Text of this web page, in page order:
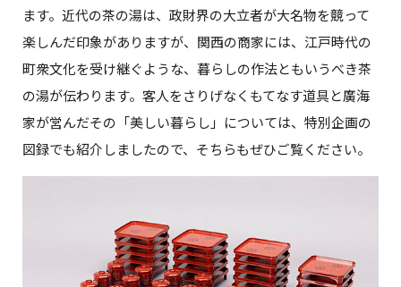
ます。近代の茶の湯は、政財界の大立者が大名物を競って
楽しんだ印象がありますが、関西の商家には、江戸時代の
町衆文化を受け継ぐような、暮らしの作法ともいうべき茶
の湯が伝わります。客人をさりげなくもてなす道具と廣海
家が営んだその「美しい暮らし」については、特別企画の
図録でも紹介しましたので、そちらもぜひご覧ください。